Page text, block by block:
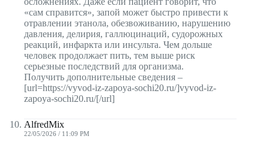
«сам справится», запой может быстро привести к
отравлении этанола, обезвоживанию, нарушению
давления, делирия, галлюцинаций, судорожных
реакций, инфаркта или инсульта. Чем дольше
человек продолжает пить, тем выше риск
серьезные последствий для организма.
Получить дополнительные сведения –
[url=https://vyvod-iz-zapoya-sochi20.ru/]vyvod-iz-
zapoya-sochi20.ru/[/url]
AlfredMix
22/05/2026 / 11:09 PM